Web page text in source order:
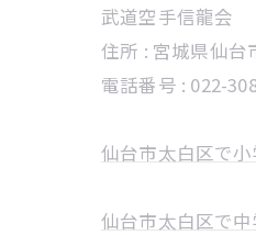
武道空手信龍会
住所 : 宮城県仙台
電話番号 : 022-
仙台市太白区で
仙台市太白区で